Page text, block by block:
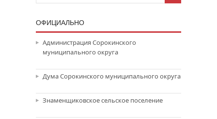
ОФИЦИАЛЬНО
Администрация Сорокинского
муниципального округа
Дума Сорокинского муниципального округа
Знаменщиковское сельское поселение